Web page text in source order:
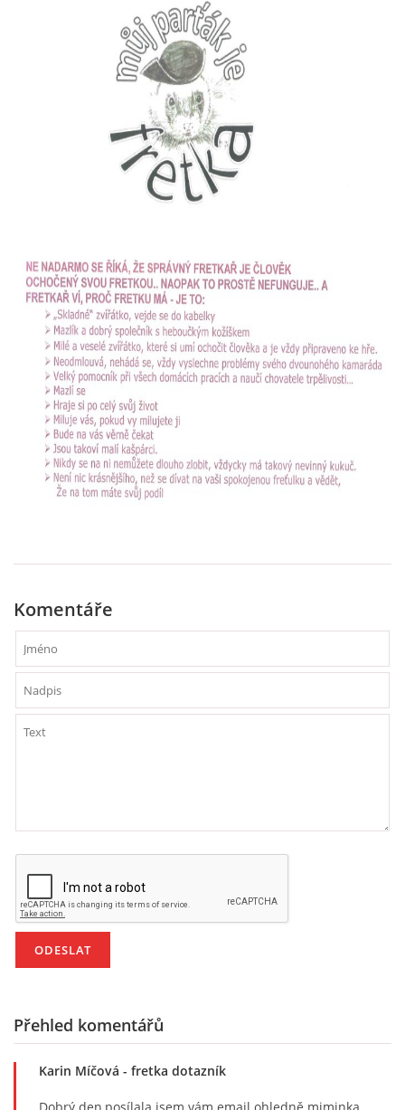
RSS|WebSlice
Nahoru ↑
Komentáře
Přehled komentářů
Karin Míčová - fretka dotazník